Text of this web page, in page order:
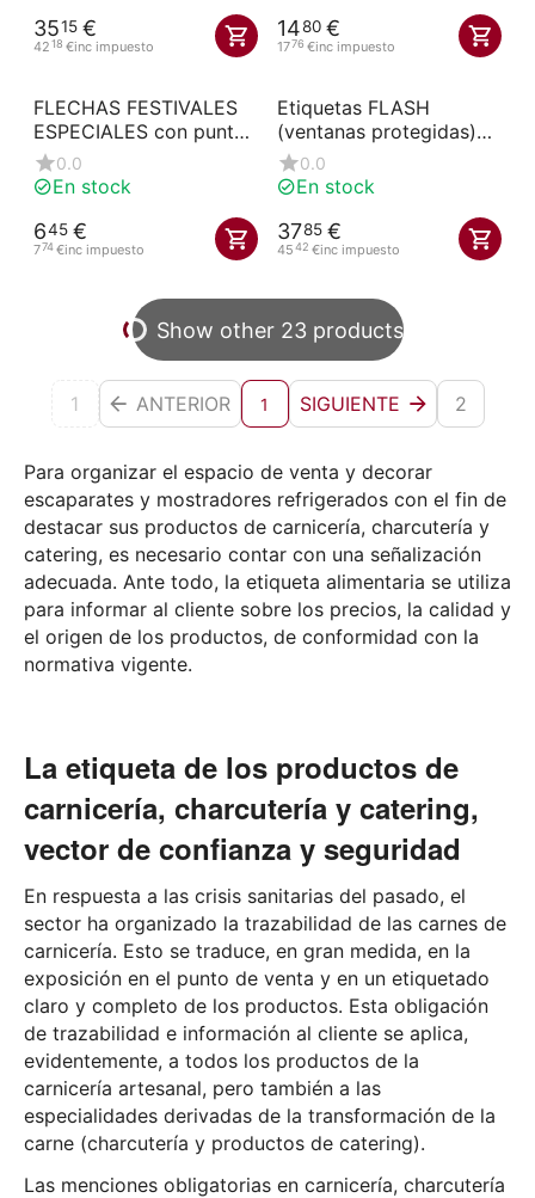
Para organizar el espacio de venta y decorar
escaparates y mostradores refrigerados con el fin de
destacar sus productos de carnicería, charcutería y
catering, es necesario contar con una señalización
adecuada. Ante todo, la etiqueta alimentaria se utiliza
para informar al cliente sobre los precios, la calidad y
el origen de los productos, de conformidad con la
normativa vigente.
La etiqueta de los productos de
carnicería, charcutería y catering,
vector de confianza y seguridad
En respuesta a las crisis sanitarias del pasado, el
sector ha organizado la trazabilidad de las carnes de
carnicería. Esto se traduce, en gran medida, en la
exposición en el punto de venta y en un etiquetado
claro y completo de los productos. Esta obligación
de trazabilidad e información al cliente se aplica,
evidentemente, a todos los productos de la
carnicería artesanal, pero también a las
especialidades derivadas de la transformación de la
carne (charcutería y productos de catering).
Las menciones obligatorias en carnicería, charcutería
3515 €
4218 €inc impuesto
1480 €
1776 €inc impuesto
FLECHAS FESTIVALES
ESPECIALES con punta
perfilada (paquete de
10)
0.0
En stock
645 €
774€inc impuesto
Etiquetas FLASH
(ventanas protegidas)
N°3 Pastoreo fondo
negro con ruedas y
0.0
En stock
3785 €
4542 €inc impuesto
Show other 23 products
1 ANTERIOR 1 SIGUIENTE 2